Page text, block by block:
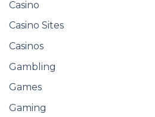
Casino
Casino Sites
Casinos
Gambling
Games
Gaming